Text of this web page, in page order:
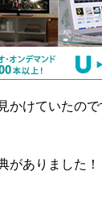
かけていたの
がありました！